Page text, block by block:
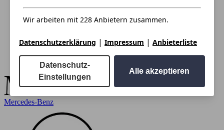
Mercedes-Benz
Wir arbeiten mit 228 Anbietern zusammen.
Datenschutzerklärung | Impressum | Anbieterliste
Datenschutz-
Einstellungen
Alle akzeptieren